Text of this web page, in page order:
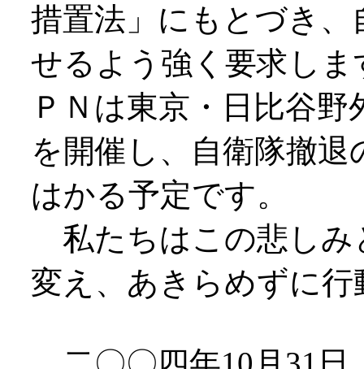
措置法」にもとづき
せるよう強く要求し
ＰＮは東京・日比谷
を開催し、自衛隊撤
はかる予定です。
私たちはこの悲しみ
変え、あきらめずに